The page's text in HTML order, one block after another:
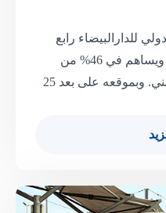
للدارالبيضاء رابع
أهم مطار في القارة الإفريقية ويساهم في 46% من
النقل الجوي على الصعيد الوطني. وبموقعه على بعد 25